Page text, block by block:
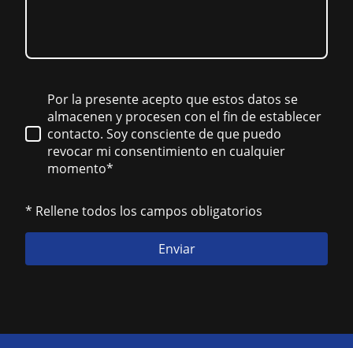
Por la presente acepto que estos datos se
almacenen y procesen con el fin de establecer
contacto. Soy consciente de que puedo
revocar mi consentimiento en cualquier
momento*
* Rellene todos los campos obligatorios
Enviar